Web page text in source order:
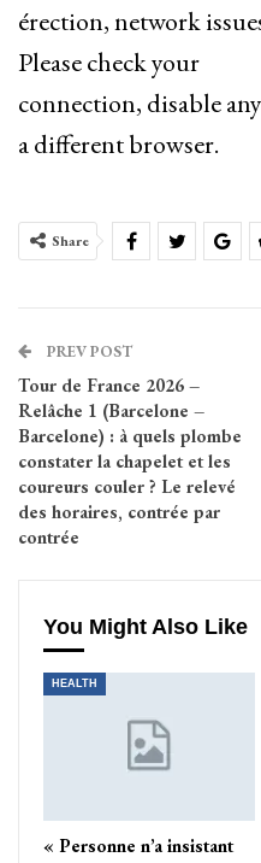
érection, network
Please check your
connection, disable
a different browser.
Share
PREV POST
Tour de France 2026 –
Relâche 1 (Barcelone –
Barcelone) : à quels plombe
constater la chapelet et les
coureurs couler ? Le relevé
des horaires, contrée par
contrée
You Might Also Like
HEALTH
« Personne n’a insistant